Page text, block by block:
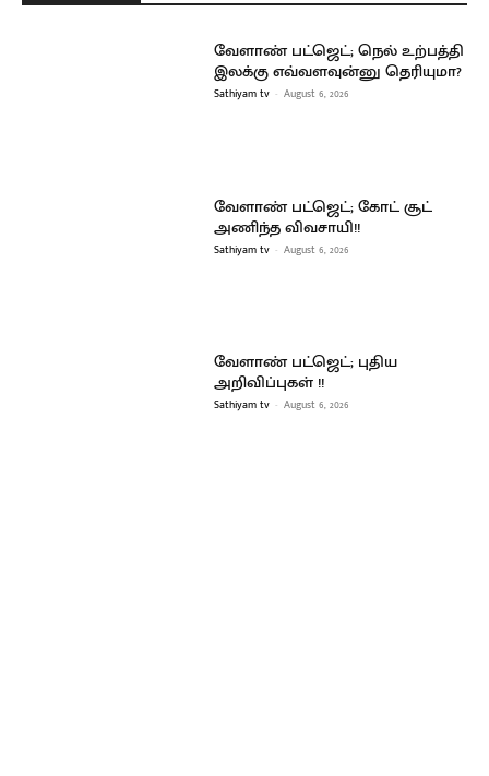
வேளாண் பட்ஜெட்; நெல் உற்பத்தி
இலக்கு எவ்வளவுன்னு தெரியுமா?
Sathiyam tv - August 6, 2026
வேளாண் பட்ஜெட்; கோட் சூட்
அணிந்த விவசாயி!!
Sathiyam tv - August 6, 2026
வேளாண் பட்ஜெட்; புதிய
அறிவிப்புகள் !!
Sathiyam tv - August 6, 2026